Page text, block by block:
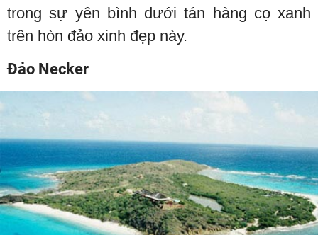
trong sự yên bình dưới tán hàng cọ xanh
trên hòn đảo xinh đẹp này.
Đảo Necker